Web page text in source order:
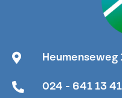
Heumenseweg
024 - 641 13 41